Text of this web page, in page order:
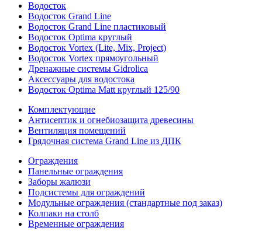
Водосток
Водосток Grand Line
Водосток Grand Line пластиковый
Водосток Optima круглый
Водосток Vortex (Lite, Mix, Project)
Водосток Vortex прямоугольный
Дренажные системы Gidrolica
Аксессуары для водостока
Водосток Optima Matt круглый 125/90
Комплектующие
Антисептик и огнебиозащита древесины
Вентиляция помещений
Грядочная система Grand Line из ДПК
Ограждения
Панельные ограждения
Заборы жалюзи
Подсистемы для ограждений
Модульные ограждения (стандартные под заказ)
Колпаки на столб
Временные ограждения